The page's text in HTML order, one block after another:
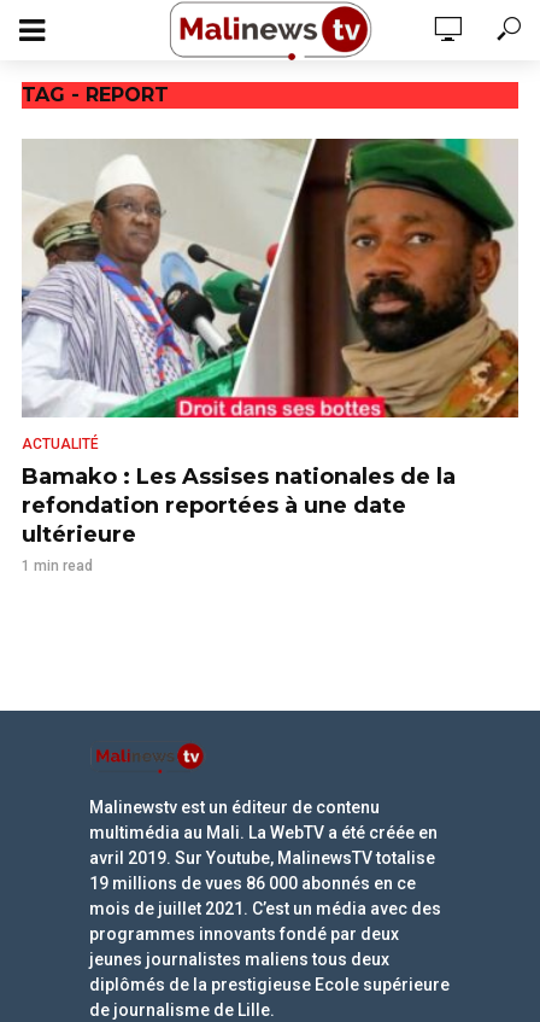
TAG - REPORT
ACTUALITÉ
Bamako : Les Assises nationales de la
refondation reportées à une date
ultérieure
1 min read
Malinewstv est un éditeur de contenu
multimédia au Mali. La WebTV a été créée en
avril 2019. Sur Youtube, MalinewsTV totalise
19 millions de vues 86 000 abonnés en ce
mois de juillet 2021. C’est un média avec des
programmes innovants fondé par deux
jeunes journalistes maliens tous deux
diplômés de la prestigieuse Ecole supérieure
de journalisme de Lille.